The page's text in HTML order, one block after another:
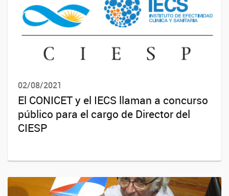
02/08/2021
El CONICET y el IECS llaman a concurso
público para el cargo de Director del
CIESP